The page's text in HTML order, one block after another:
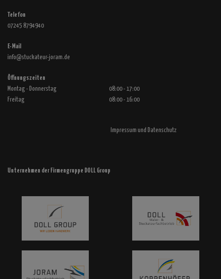
Telefon
07245 8794940
E-Mail
info@stuckateur-joram.de
Öffnungszeiten
Montag - Donnerstag
08:00 - 17:00
Freitag
08:00 - 16:00
Impressum und Datenschutz
Unternehmen der Firmengruppe DOLL Group